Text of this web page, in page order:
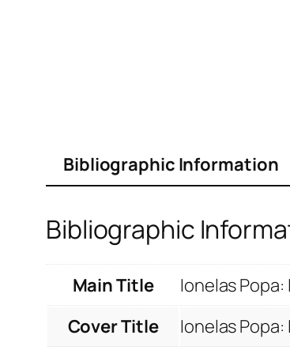
Bibliographic Information
Bibliographic
Main Title
Ionelas
Cover Title
Ionelas